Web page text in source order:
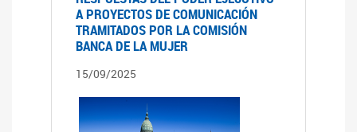
A PROYECTOS DE COMUNICACIÓN
TRAMITADOS POR LA COMISIÓN
BANCA DE LA MUJER
15/09/2025